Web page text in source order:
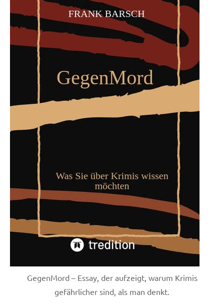
GegenMord – Essay, der aufzeigt, warum Krimis
gefährlicher sind, als man denkt.